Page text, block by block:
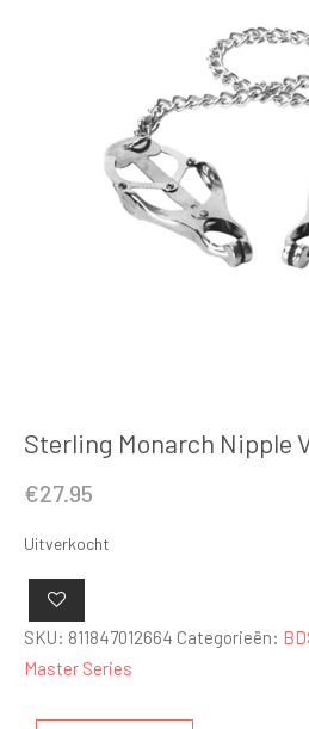
Sterling Monarch Nipple
€27.95
Uitverkocht
SKU: 811847012664 Categorieën:
Master Series